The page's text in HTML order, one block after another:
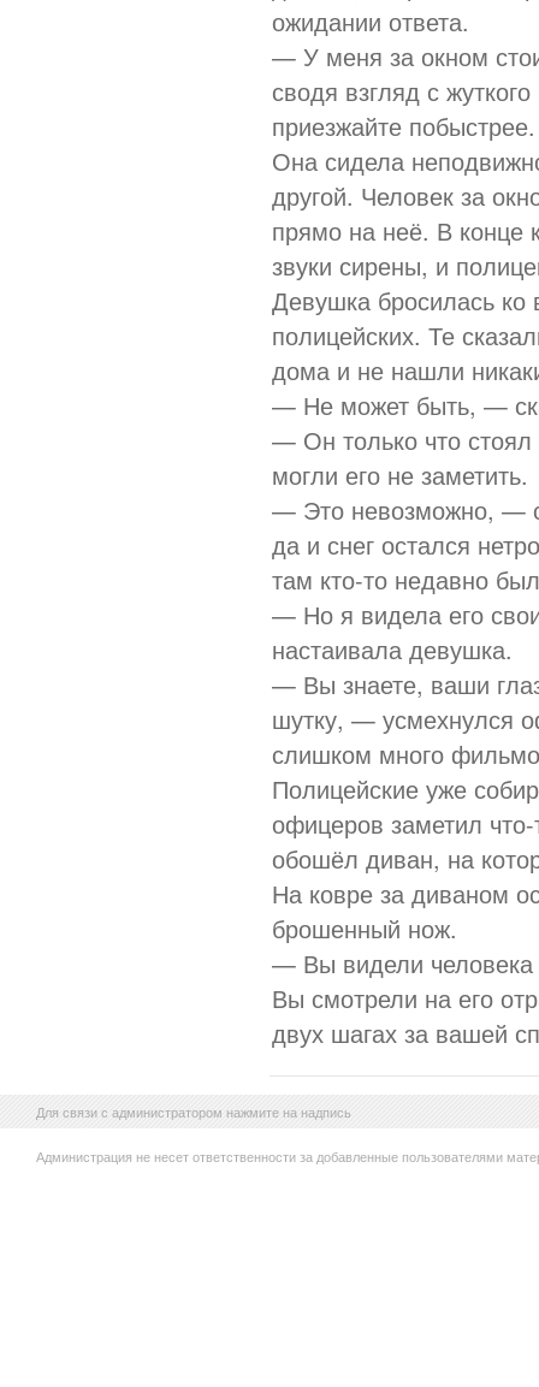
ожидании ответа.
— У меня за окном
сводя взгляд с
приезжайте
Она сидела
другой. Человек за
прямо на неё. В конце
звуки сирены, и
Девушка бросилась ко
полицейских. Те
дома и не нашли
— Не может быть, —
— Он только что
могли его не заметить.
— Это невозможно, —
да и снег остался
там кто-то недавно
— Но я видела его
настаивала девушка.
— Вы знаете, ваши
шутку, — усмехнулся
слишком много
Полицейские уже
офицеров заметил
обошёл диван, на
На ковре за диваном
брошенный нож.
— Вы видели
Вы смотрели на его
двух шагах за вашей
Для связи с администратором нажмите на надпись
Администрация не несет ответственности за добавленные пользователями